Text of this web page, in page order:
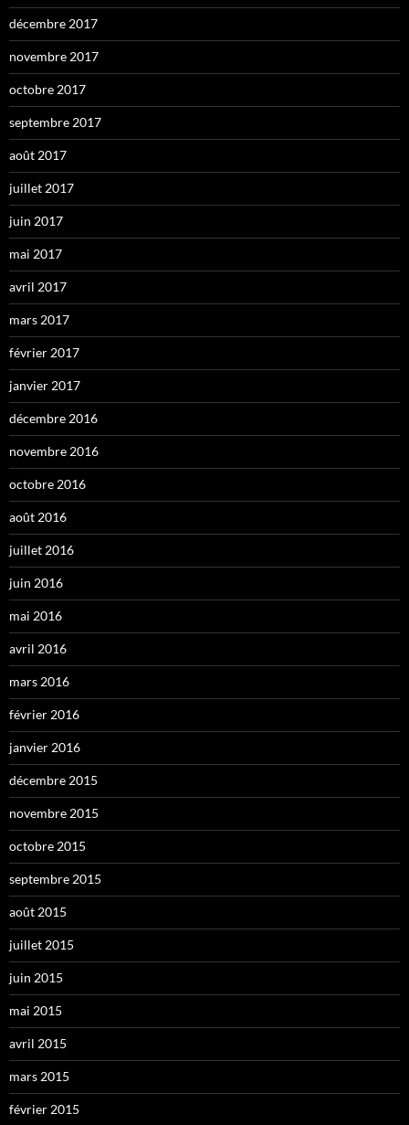
décembre 2017
novembre 2017
octobre 2017
septembre 2017
août 2017
juillet 2017
juin 2017
mai 2017
avril 2017
mars 2017
février 2017
janvier 2017
décembre 2016
novembre 2016
octobre 2016
août 2016
juillet 2016
juin 2016
mai 2016
avril 2016
mars 2016
février 2016
janvier 2016
décembre 2015
novembre 2015
octobre 2015
septembre 2015
août 2015
juillet 2015
juin 2015
mai 2015
avril 2015
mars 2015
février 2015